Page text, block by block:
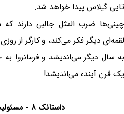
تایی گیلاس پیدا خواهد شد.
چینی‌ها ضرب المثل جالبی دارند که
لقمه‌ای دیگر فکر می‌کند، و کارگر از
یک قرن آینده می‌اندیشد!
داستانک ۸ - مسئولیت‌پذیری